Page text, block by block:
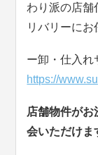
わり派の店舗
リバリーにお
ー卸・仕入
https://
店舗物件がお
会いただけま